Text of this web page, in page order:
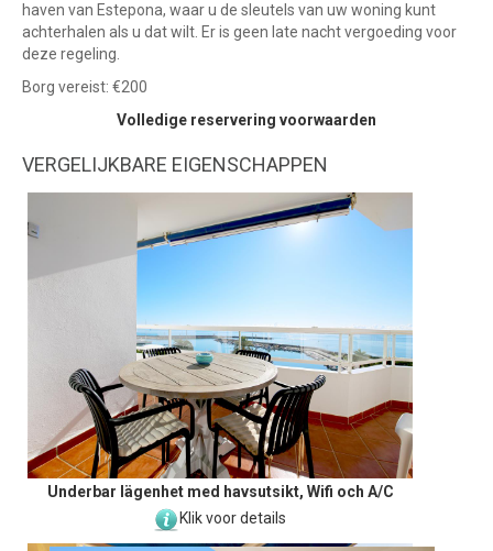
haven van Estepona, waar u de sleutels van uw woning kunt
achterhalen als u dat wilt. Er is geen late nacht vergoeding voor
deze regeling.
Borg vereist: €200
Volledige reservering voorwaarden
VERGELIJKBARE EIGENSCHAPPEN
Underbar lägenhet med havsutsikt, Wifi och A/C
Klik voor details